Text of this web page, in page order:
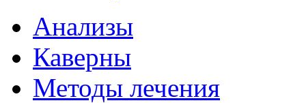
Анализы
Каверны
Методы лечения